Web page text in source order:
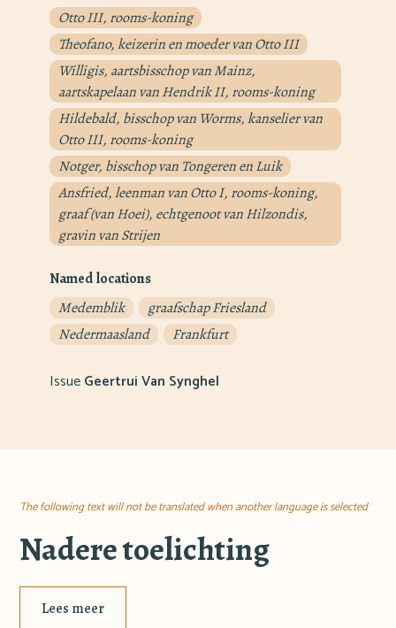
Otto III, rooms-koning
Theofano, keizerin en moeder van Otto III
Willigis, aartsbisschop van Mainz,
aartskapelaan van Hendrik II, rooms-koning
Hildebald, bisschop van Worms, kanselier van
Otto III, rooms-koning
Notger, bisschop van Tongeren en Luik
Ansfried, leenman van Otto I, rooms-koning,
graaf (van Hoei), echtgenoot van Hilzondis,
gravin van Strijen
Named locations
Medemblik
graafschap Friesland
Nedermaasland
Frankfurt
IssueGeertrui Van Synghel
The following text will not be translated when another language is selected
Nadere toelichting
Lees meer